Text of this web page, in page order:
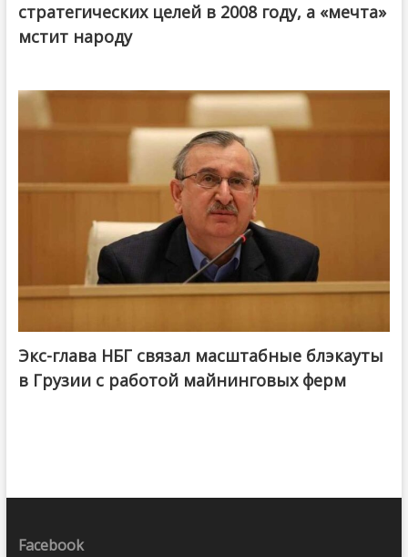
стратегических целей в 2008 году, а «мечта»
мстит народу
Экс-глава НБГ связал масштабные блэкауты
в Грузии с работой майнинговых ферм
Facebook